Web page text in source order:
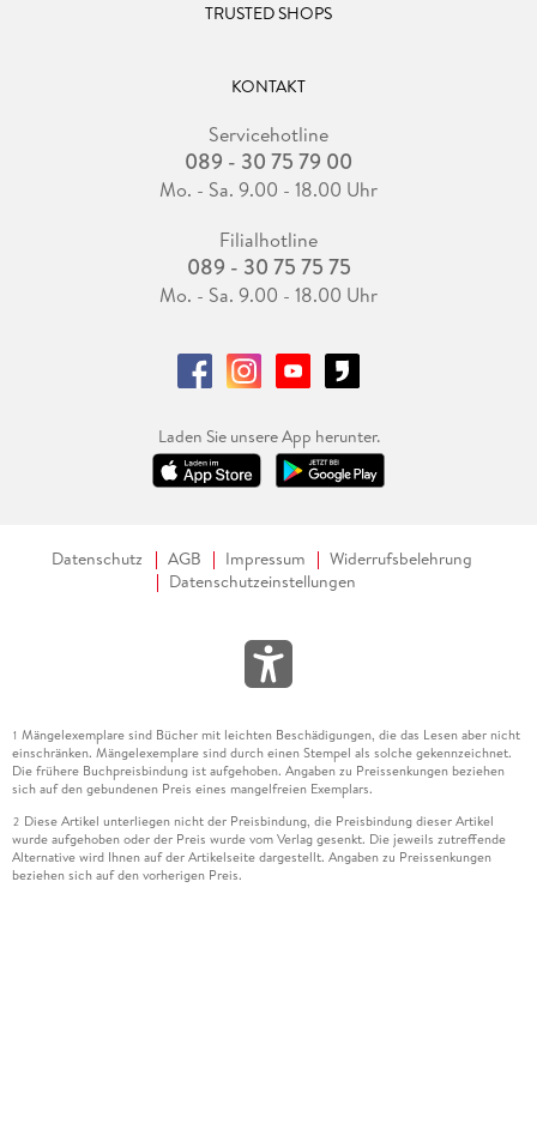
TRUSTED SHOPS
KONTAKT
Servicehotline
089 - 30 75 79 00
Mo. - Sa. 9.00 - 18.00 Uhr
Filialhotline
089 - 30 75 75 75
Mo. - Sa. 9.00 - 18.00 Uhr
Laden Sie unsere App herunter.
Datenschutz AGB Impressum
Widerrufsbelehrung
Datenschutzeinstellungen
1 Mängelexemplare sind Bücher mit leichten Beschädigungen, die das Lesen aber nicht
einschränken. Mängelexemplare sind durch einen Stempel als solche gekennzeichnet.
Die frühere Buchpreisbindung ist aufgehoben. Angaben zu Preissenkungen beziehen
sich auf den gebundenen Preis eines mangelfreien Exemplars.
2 Diese Artikel unterliegen nicht der Preisbindung, die Preisbindung dieser Artikel
wurde aufgehoben oder der Preis wurde vom Verlag gesenkt. Die jeweils zutreffende
Alternative wird Ihnen auf der Artikelseite dargestellt. Angaben zu Preissenkungen
beziehen sich auf den vorherigen Preis.